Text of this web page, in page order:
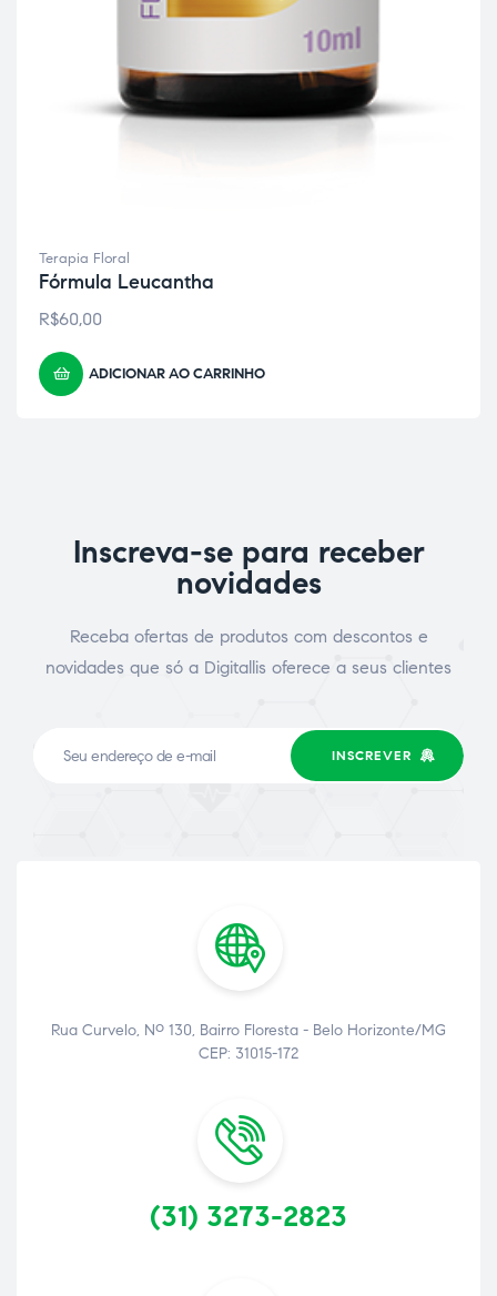
Terapia Floral
Fórmula Leucantha
R$60,00
ADICIONAR AO CARRINHO
Inscreva-se para receber
novidades
Receba ofertas de produtos com descontos e
novidades que só a Digitallis oferece a seus clientes
INSCREVER
Rua Curvelo, Nº 130, Bairro Floresta - Belo Horizonte/MG
CEP: 31015-172
(31) 3273-2823